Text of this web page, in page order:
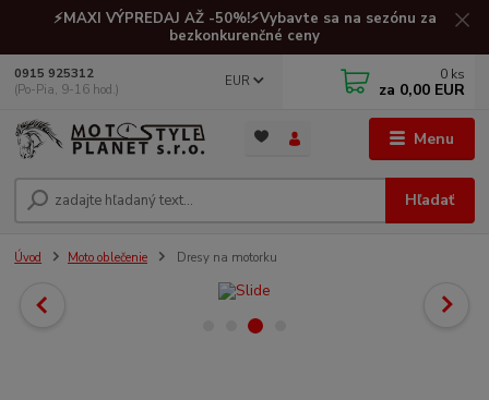
⚡MAXI VÝPREDAJ AŽ -50%!⚡Vybavte sa na sezónu za
bezkonkurenčné ceny
Menu
EUR
Hľadať
0915 925312
(Po-Pia, 9-16 hod.)
0 ks
za 0,00 EUR
Úvod Moto oblečenie Dresy na motorku